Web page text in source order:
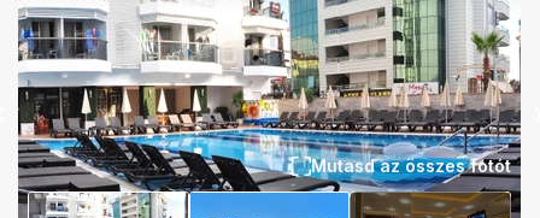
Mutasd az összes fotót